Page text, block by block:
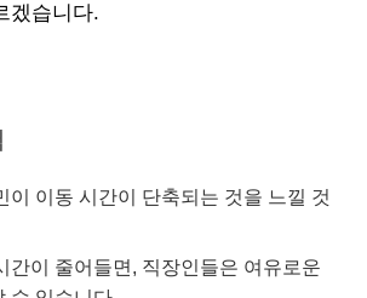
겠습니다.
이 이동 시간이 단축되는 것을 느낄 것
간이 줄어들면, 직장인들은 여유로운